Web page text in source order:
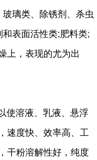
璃类、除锈剂、杀虫
表面活性类;肥料类;
上，表现的尤为出
使溶液、乳液、悬浮
速度快、效率高、工
干粉溶解性好，纯度